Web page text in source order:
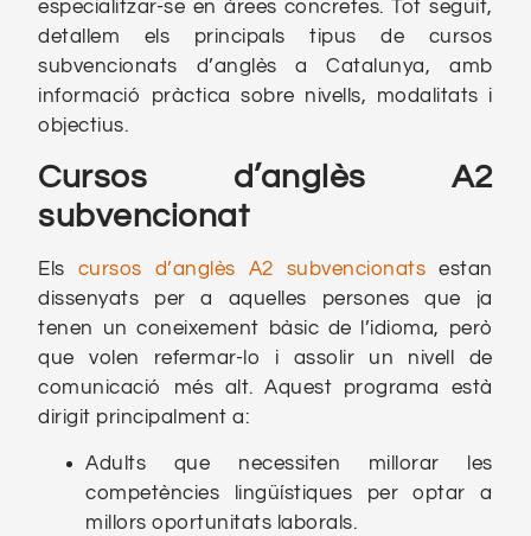
especialitzar-se en àrees concretes. Tot seguit,
detallem els principals tipus de cursos
subvencionats d’anglès a Catalunya, amb
informació pràctica sobre nivells, modalitats i
objectius.
Cursos d’anglès A2
subvencionat
Els cursos d’anglès A2 subvencionats estan
dissenyats per a aquelles persones que ja
tenen un coneixement bàsic de l’idioma, però
que volen refermar-lo i assolir un nivell de
comunicació més alt. Aquest programa està
dirigit principalment a:
Adults que necessiten millorar les
competències lingüístiques per optar a
millors oportunitats laborals.